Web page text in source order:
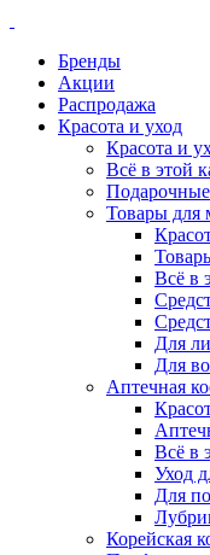
Бренды
Акции
Распродажа
Красота и уход
Красота и
Всё в этой
Товары для
Всё в
Для
Для
Аптечная
Всё в
Уход
Для
Корейская